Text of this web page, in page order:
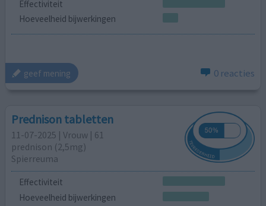
Effectiviteit
Hoeveelheid bijwerkingen
geef mening 0 reacties
Prednison tabletten
11-07-2025 | Vrouw | 61
prednison (2,5mg)
Spierreuma
Effectiviteit
Hoeveelheid bijwerkingen